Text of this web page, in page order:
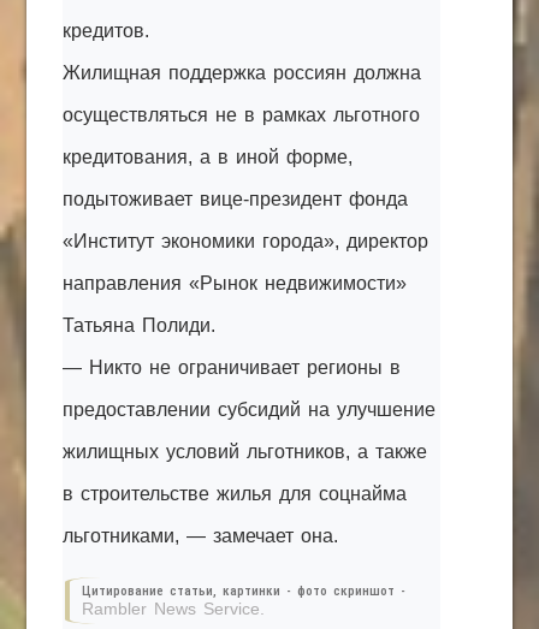
кредитов.
Жилищная поддержка россиян должна
осуществляться не в рамках льготного
кредитования, а в иной форме,
подытоживает вице-президент фонда
«Институт экономики города», директор
направления «Рынок недвижимости»
Татьяна Полиди.
— Никто не ограничивает регионы в
предоставлении субсидий на улучшение
жилищных условий льготников, а также
в строительстве жилья для соцнайма
льготниками, — замечает она.
Цитирование статьи, картинки - фото скриншот -
Rambler News Service.